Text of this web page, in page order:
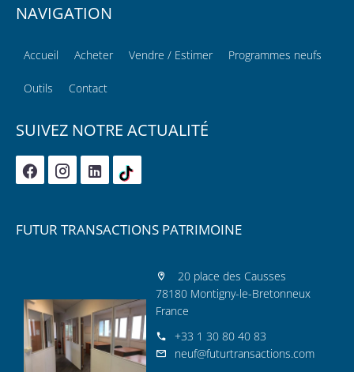
NAVIGATION
Accueil Acheter Vendre / Estimer Programmes neufs
Outils Contact
SUIVEZ NOTRE ACTUALITÉ
FUTUR TRANSACTIONS PATRIMOINE
20 place des Causses
78180 Montigny-le-Bretonneux
France
+33 1 30 80 40 83
neuf@futurtransactions.com